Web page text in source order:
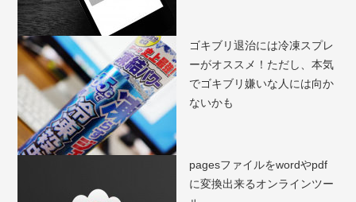
ゴキブリ退治には冷凍スプレ
ーがオススメ！ただし、本気
でゴキブリ嫌いな人には向か
ないかも
pagesファイルをwordやpdf
に変換出来るオンラインツー